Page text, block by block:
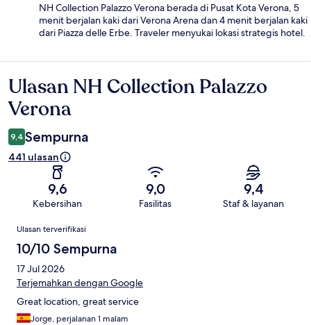
NH Collection Palazzo Verona berada di Pusat Kota Verona, 5
menit berjalan kaki dari Verona Arena dan 4 menit berjalan kaki
dari Piazza delle Erbe. Traveler menyukai lokasi strategis hotel.
Ulasan
Ulasan NH Collection Palazzo
Verona
9,4 Sempurna
441 ulasan
9,6
Kebersihan
9,0
Fasilitas
9,4
Staf & layanan
Ulasan
Ulasan terverifikasi
10/10 Sempurna
17 Jul 2026
Terjemahkan dengan Google
Great location, great service
Jorge, perjalanan 1 malam